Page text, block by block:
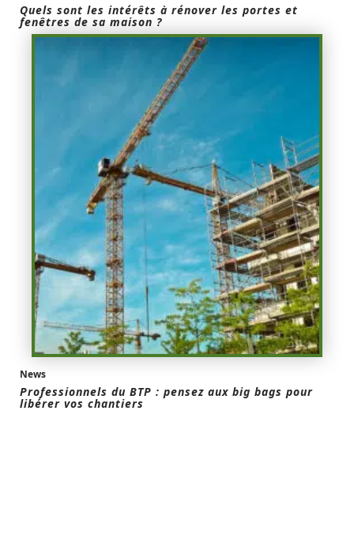
Quels sont les intérêts à rénover les portes et
fenêtres de sa maison ?
News
Professionnels du BTP : pensez aux big bags pour
libérer vos chantiers